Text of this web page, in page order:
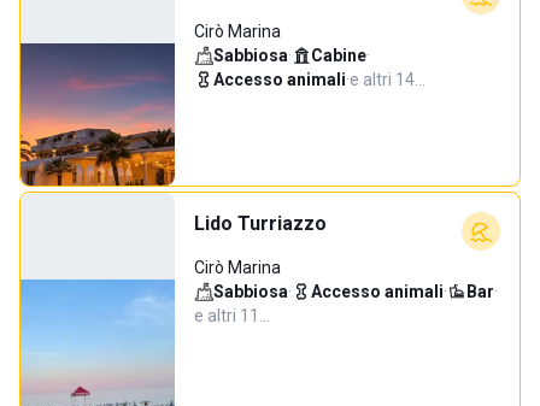
Cirò Marina
Sabbiosa· Cabine·
Accesso animali·e altri 14…
Lido Turriazzo
Cirò Marina
Sabbiosa· Accesso animali· Bar·
e altri 11…